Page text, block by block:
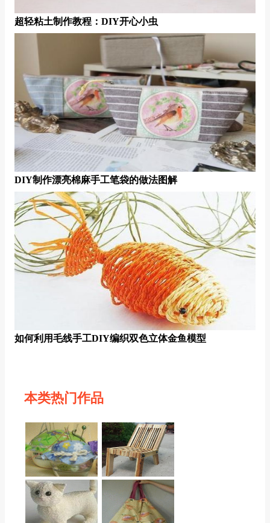
超轻粘土制作教程：DIY开心小虫
DIY制作漂亮棉麻手工笔袋的做法图解
如何利用毛线手工DIY编织双色立体金鱼模型
本类热门作品